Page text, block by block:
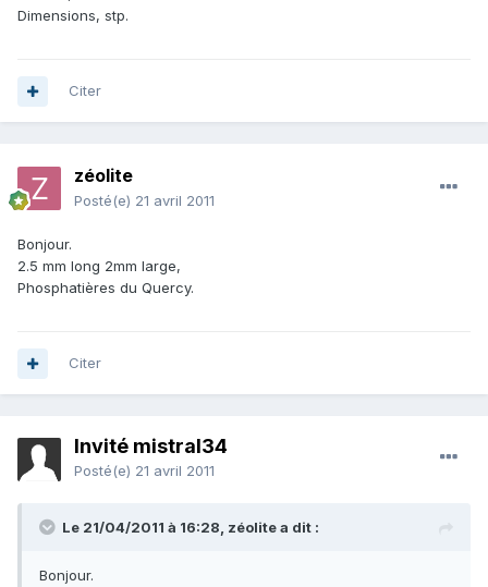
Dimensions, stp.
Citer
zéolite
Posté(e) 21 avril 2011
Bonjour.
2.5 mm long 2mm large,
Phosphatières du Quercy.
Citer
Invité mistral34
Posté(e) 21 avril 2011
Le 21/04/2011 à 16:28, zéolite a dit :
Bonjour.